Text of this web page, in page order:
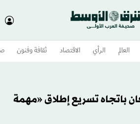
العالم الرأي الاقتصاد ثقافة وفنون
باتجاه تسريع إطلاق «مهمة